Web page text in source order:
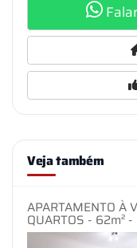
Veja também
APARTAMENTO À
QUARTOS - 62m²